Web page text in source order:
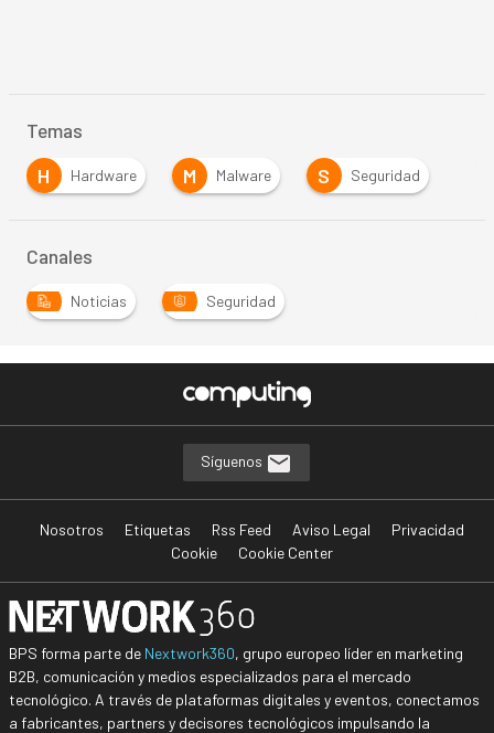
Temas
H
Hardware M Malware S Seguridad
Canales
Noticias Seguridad
Síguenos
Nosotros Etiquetas Rss Feed Aviso Legal
Privacidad
Cookie
Cookie Center
BPS forma parte de Nextwork360, grupo europeo líder en marketing
B2B, comunicación y medios especializados para el mercado
tecnológico. A través de plataformas digitales y eventos, conectamos
a fabricantes, partners y decisores tecnológicos impulsando la